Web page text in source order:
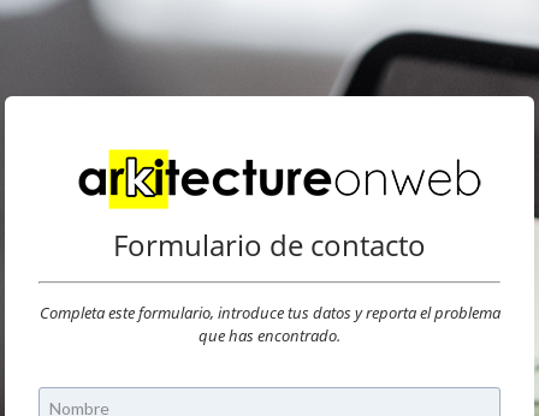
Formulario de contacto
Completa este formulario, introduce tus datos y reporta el problema
que has encontrado.